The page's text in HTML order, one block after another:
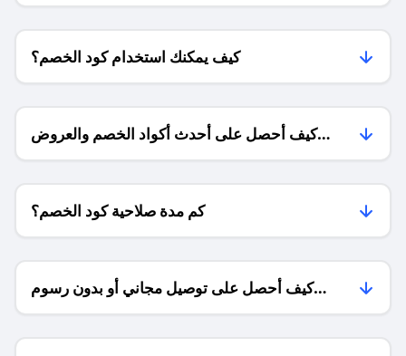
كيف يمكنك استخدام كود الخصم؟
كيف أحصل على أحدث أكواد الخصم والعروض
للمتاجر؟
كم مدة صلاحية كود الخصم؟
كيف أحصل على توصيل مجاني أو بدون رسوم
الشحن ؟